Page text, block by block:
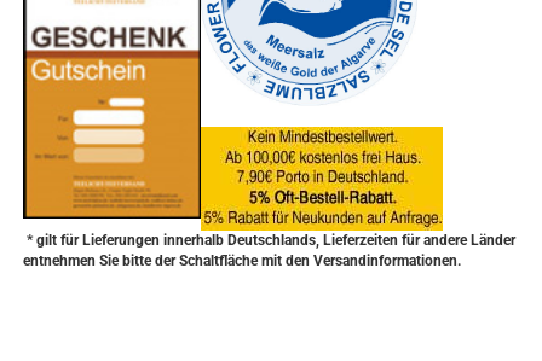
* gilt für Lieferungen innerhalb Deutschlands, Lieferzeiten für andere Länder
entnehmen Sie bitte der Schaltfläche mit den Versandinformationen.